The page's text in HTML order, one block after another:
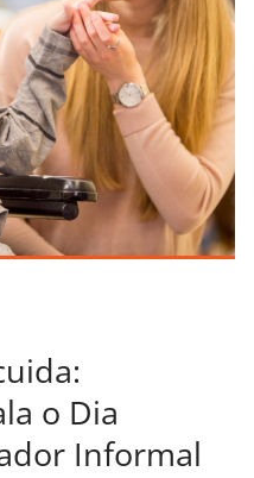
o Dia
Informal